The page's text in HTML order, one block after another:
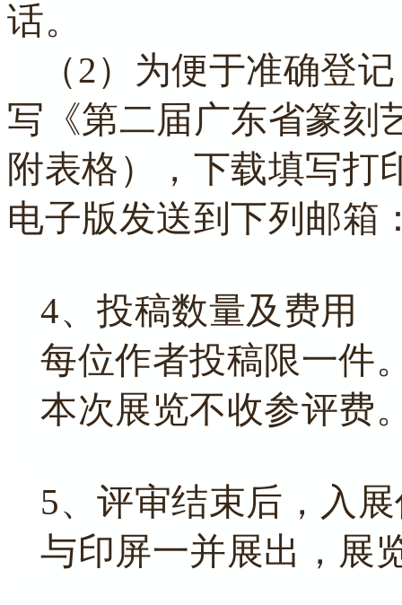
话。
（2）为便于准确登
写《第二届广东省篆刻
附表格），下载填写打
电子版发送到下列邮箱
4、投稿数量及费用
每位作者投稿限一件
本次展览不收参评费
5、评审结束后，入
与印屏一并展出，展